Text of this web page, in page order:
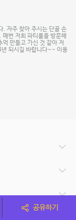
. 자주 찾아 주시는 단골 손
번 저희 파티룸을 방문해
만들고 가신 것 같아 저
되시길 바랍니다~~ 이용
공유하기